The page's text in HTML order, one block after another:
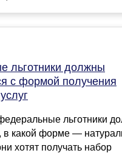
льготники должны
с формой получения
льготники
в какой форме —
хотят получать набор